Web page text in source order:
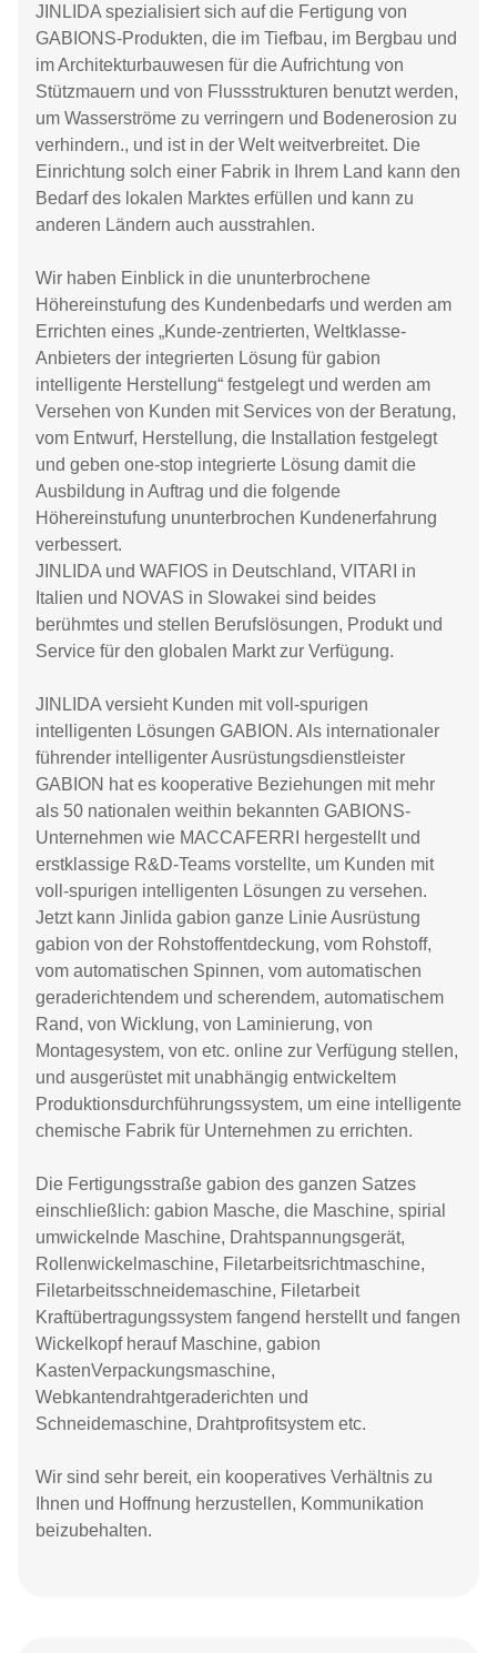
JINLIDA spezialisiert sich auf die Fertigung von
GABIONS-Produkten, die im Tiefbau, im Bergbau und
im Architekturbauwesen für die Aufrichtung von
Stützmauern und von Flussstrukturen benutzt werden,
um Wasserströme zu verringern und Bodenerosion zu
verhindern., und ist in der Welt weitverbreitet. Die
Einrichtung solch einer Fabrik in Ihrem Land kann den
Bedarf des lokalen Marktes erfüllen und kann zu
anderen Ländern auch ausstrahlen.
Wir haben Einblick in die ununterbrochene
Höhereinstufung des Kundenbedarfs und werden am
Errichten eines „Kunde-zentrierten, Weltklasse-
Anbieters der integrierten Lösung für gabion
intelligente Herstellung“ festgelegt und werden am
Versehen von Kunden mit Services von der Beratung,
vom Entwurf, Herstellung, die Installation festgelegt
und geben one-stop integrierte Lösung damit die
Ausbildung in Auftrag und die folgende
Höhereinstufung ununterbrochen Kundenerfahrung
verbessert.
JINLIDA und WAFIOS in Deutschland, VITARI in
Italien und NOVAS in Slowakei sind beides
berühmtes und stellen Berufslösungen, Produkt und
Service für den globalen Markt zur Verfügung.
JINLIDA versieht Kunden mit voll-spurigen
intelligenten Lösungen GABION. Als internationaler
führender intelligenter Ausrüstungsdienstleister
GABION hat es kooperative Beziehungen mit mehr
als 50 nationalen weithin bekannten GABIONS-
Unternehmen wie MACCAFERRI hergestellt und
erstklassige R&D-Teams vorstellte, um Kunden mit
voll-spurigen intelligenten Lösungen zu versehen.
Jetzt kann Jinlida gabion ganze Linie Ausrüstung
gabion von der Rohstoffentdeckung, vom Rohstoff,
vom automatischen Spinnen, vom automatischen
geraderichtendem und scherendem, automatischem
Rand, von Wicklung, von Laminierung, von
Montagesystem, von etc. online zur Verfügung stellen,
und ausgerüstet mit unabhängig entwickeltem
Produktionsdurchführungssystem, um eine intelligente
chemische Fabrik für Unternehmen zu errichten.
Die Fertigungsstraße gabion des ganzen Satzes
einschließlich: gabion Masche, die Maschine, spirial
umwickelnde Maschine, Drahtspannungsgerät,
Rollenwickelmaschine, Filetarbeitsrichtmaschine,
Filetarbeitsschneidemaschine, Filetarbeit
Kraftübertragungssystem fangend herstellt und fangen
Wickelkopf herauf Maschine, gabion
KastenVerpackungsmaschine,
Webkantendrahtgeraderichten und
Schneidemaschine, Drahtprofitsystem etc.
Wir sind sehr bereit, ein kooperatives Verhältnis zu
Ihnen und Hoffnung herzustellen, Kommunikation
beizubehalten.